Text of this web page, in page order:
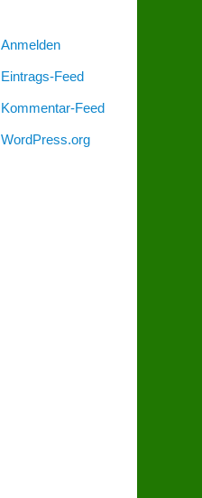
Anmelden
Eintrags-Feed
Kommentar-Feed
WordPress.org